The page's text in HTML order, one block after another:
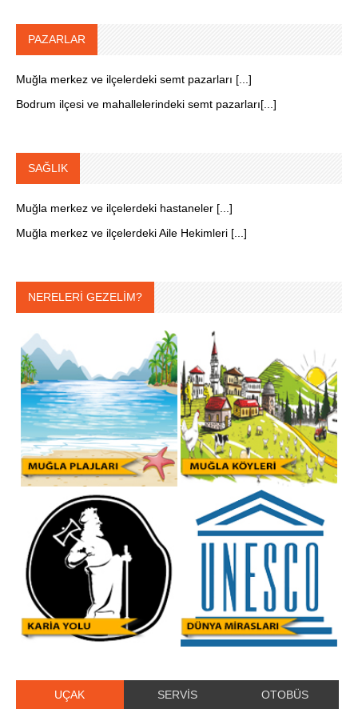
PAZARLAR
Muğla merkez ve ilçelerdeki semt pazarları [...]
Bodrum ilçesi ve mahallelerindeki semt pazarları[...]
SAĞLIK
Muğla merkez ve ilçelerdeki hastaneler [...]
Muğla merkez ve ilçelerdeki Aile Hekimleri [...]
NERELERİ GEZELİM?
UÇAK SERVİS OTOBÜS